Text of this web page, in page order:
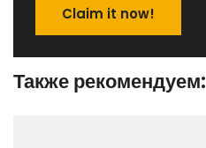
Claim it now!
Также рекомендуем: